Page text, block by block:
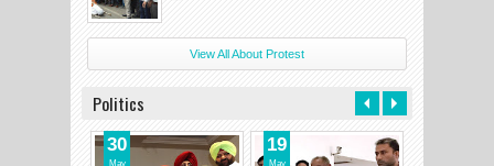
View All About Protest
Politics
30
May
19
May